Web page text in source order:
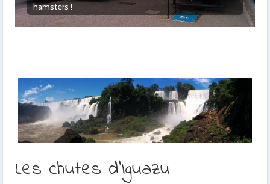
Centre de Curitiba
Les chutes d’Iguazu